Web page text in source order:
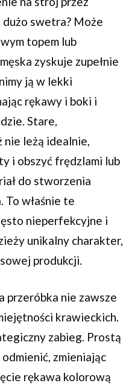
dużo swetra? Może
topem lub
zyskuje zupełnie
ją w lekki
rękawy i boki i
Stare,
nie leżą idealnie,
i obszyć frędzlami lub
do stworzenia
To właśnie te
nieperfekcyjne i
unikalny charakter,
produkcji.
przeróbka nie zawsze
krawieckich.
zabieg. Prostą
zmieniając
rękawa kolorową